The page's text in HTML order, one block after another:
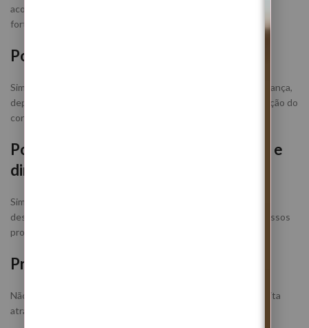
acolhimento interior, a libertação de mágoas antigas e o
fortalecimento do amor-próprio.
Posso participar por causa de amor?
Sim. Este ritual pode ajudar em situações de mágoas, insegurança,
dependência emocional, necessidade de amor-próprio, proteção do
coração e preparação para relações mais saudáveis.
Posso participar por causa de trabalho e
dinheiro?
Sim. O ritual pode trabalhar abertura de caminhos, clareza,
desbloqueio emocional, confiança e segurança para novos passos
profissionais e materiais.
Preciso de estar presente?
Não. O ritual é realizado à distância. A ligação energética é feita
através do teu nome completo.